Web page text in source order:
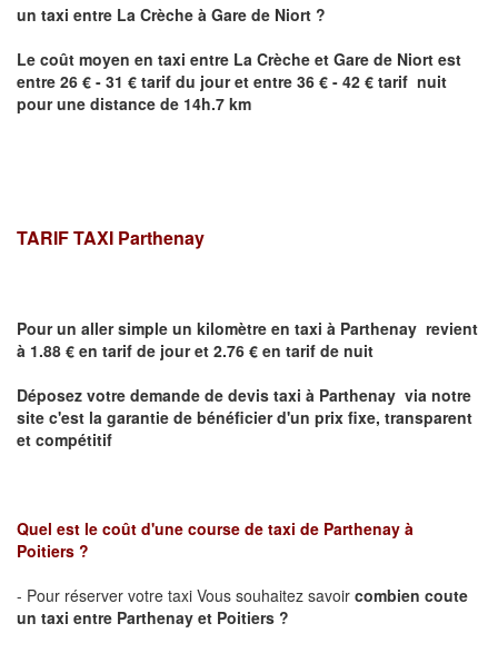
un taxi entre La Crèche à Gare de Niort ?
Le coût moyen en taxi entre La Crèche et Gare de Niort est
entre 26 € - 31 € tarif du jour et entre 36 € - 42 € tarif nuit
pour une distance de 14h.7 km
TARIF TAXI Parthenay
Pour un aller simple un kilomètre en taxi à Parthenay revient
à 1.88 € en tarif de jour et 2.76 € en tarif de nuit
Déposez votre demande de devis taxi à Parthenay via notre
site c'est la garantie de bénéficier d'un prix fixe, transparent
et compétitif
Quel est le coût d'une course de taxi de Parthenay à
Poitiers ?
- Pour réserver votre taxi Vous souhaitez savoir combien coute
un taxi entre Parthenay et Poitiers ?